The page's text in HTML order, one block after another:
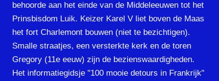
behoorde aan het einde van de Middeleeuwen tot het
Prinsbisdom Luik. Keizer Karel V liet boven de Maas
het fort Charlemont bouwen (niet te bezichtigen).
Smalle straatjes, een versterkte kerk en de toren
Gregory (11e eeuw) zijn de bezienswaardigheden.
Het informatiegidsje "100 mooie detours in Frankrijk"